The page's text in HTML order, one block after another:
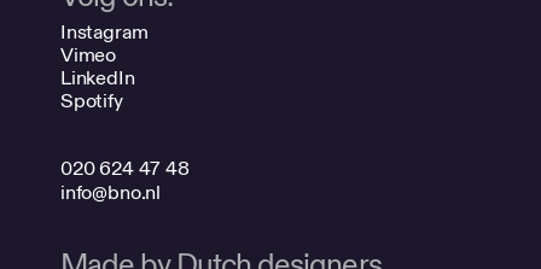
Instagram
Vimeo
LinkedIn
Spotify
020 624 47 48
info@bno.nl